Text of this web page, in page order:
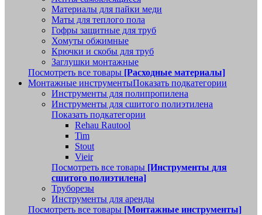
Материалы для пайки меди
Маты для теплого пола
Гофры защитные для труб
Хомуты обжимные
Крючки и скобы для труб
Заглушки монтажные
Посмотреть все товары [Расходные материалы]
Монтажные инструментыПоказать подкатегории
Инструменты для полипропилена
Инструменты для сшитого полиэтилена
Показать подкатегории
Rehau Rautool
Tim
Stout
Vieir
Посмотреть все товары [Инструменты для
сшитого полиэтилена]
Труборезы
Инструменты для аренды
Посмотреть все товары [Монтажные инструменты]